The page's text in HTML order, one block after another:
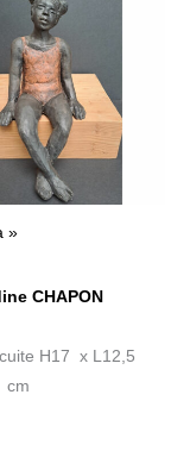
»
CHAPON
H17 x L12,5
cm